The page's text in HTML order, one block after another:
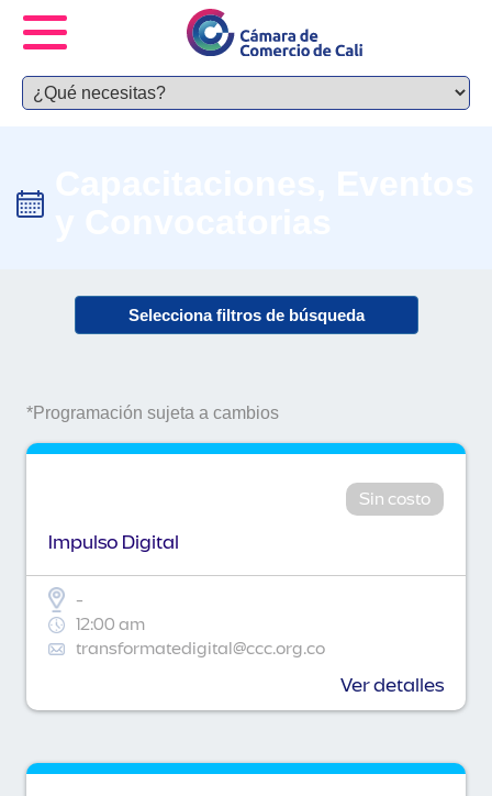
Selecciona filtros de búsqueda
*Programación sujeta a cambios
Sin costo
Impulso Digital
-
12:00 am
transformatedigital@ccc.org.co
Ver detalles